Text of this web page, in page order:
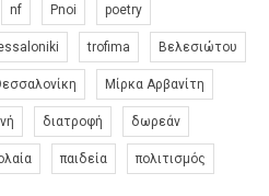
nf Pnoi poetry
trofima Βελεσιώτου
Μίρκα Αρβανίτη
διατροφή δωρεάν
παιδεία πολιτισμός